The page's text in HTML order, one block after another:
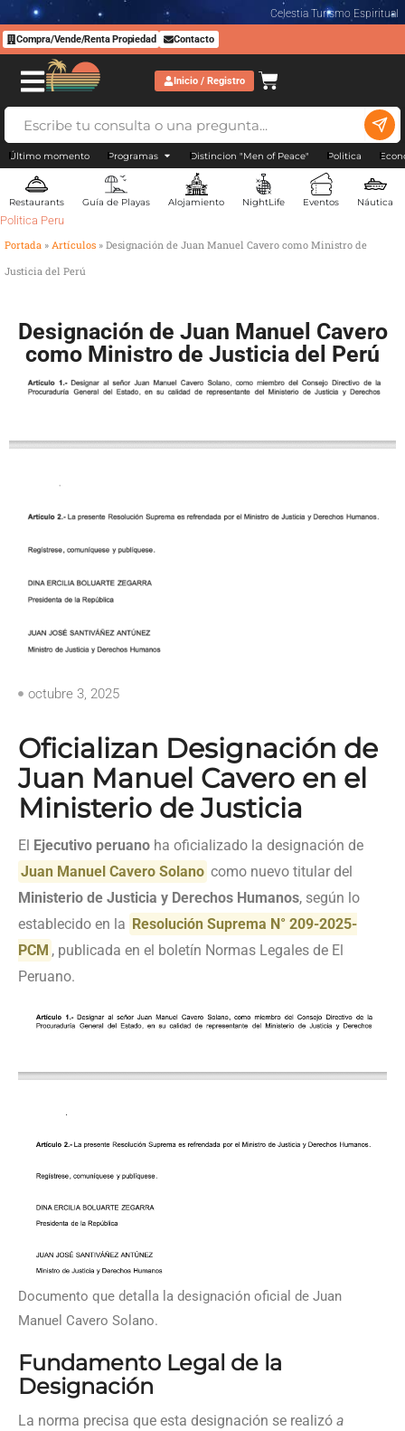
Celestia Turismo Espiritual
Compra/Vende/Renta Propiedad Contacto
Inicio / Registro
Último momento Programas Distincion "Men of Peace" Politica
Restaurants Guía de Playas Alojamiento NightLife Eventos Náutica
Politica Peru
Portada » Artículos » Designación de Juan Manuel Cavero como Ministro de
Justicia del Perú
Designación de Juan Manuel Cavero
como Ministro de Justicia del Perú
octubre 3, 2025
Oficializan Designación de
Juan Manuel Cavero en el
Ministerio de Justicia
El Ejecutivo peruano ha oficializado la designación de
Juan Manuel Cavero Solano como nuevo titular del
Ministerio de Justicia y Derechos Humanos, según lo
establecido en la Resolución Suprema N° 209-2025-
PCM , publicada en el boletín Normas Legales de El
Peruano.
Documento que detalla la designación oficial de Juan
Manuel Cavero Solano.
Fundamento Legal de la
Designación
La norma precisa que esta designación se realizó a